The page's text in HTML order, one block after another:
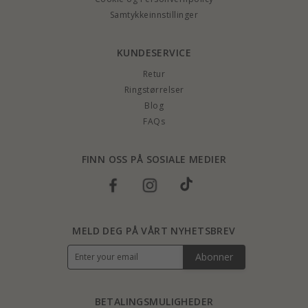
Samtykkeinnstillinger
KUNDESERVICE
Retur
Ringstørrelser
Blog
FAQs
FINN OSS PÅ SOSIALE MEDIER
BETALINGSMULIGHEDER
MELD DEG PÅ VÅRT NYHETSBREV
Abonner